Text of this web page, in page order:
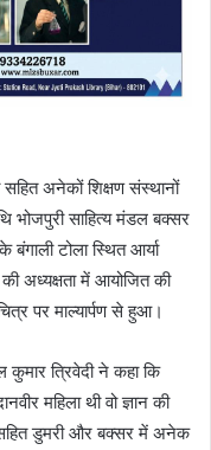
अनेकों शिक्षण संस्थानों
भोजपुरी साहित्य मंडल बक्सर
टोला स्थित आर्या
की अध्यक्षता में आयोजित की
पर माल्यार्पण से हुआ।
कुमार त्रिवेदी ने कहा कि
महिला थी वो ज्ञान की
सहित डुमरी और बक्सर में अनेक